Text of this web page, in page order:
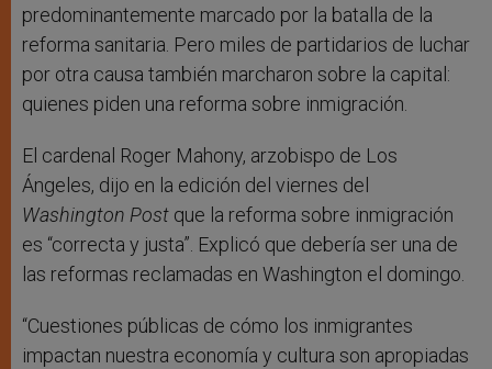
predominantemente marcado por la batalla de la
reforma sanitaria. Pero miles de partidarios de luchar
por otra causa también marcharon sobre la capital:
quienes piden una reforma sobre inmigración.
El cardenal Roger Mahony, arzobispo de Los
Ángeles, dijo en la edición del viernes del
Washington Post que la reforma sobre inmigración
es “correcta y justa”. Explicó que debería ser una de
las reformas reclamadas en Washington el domingo.
“Cuestiones públicas de cómo los inmigrantes
impactan nuestra economía y cultura son apropiadas